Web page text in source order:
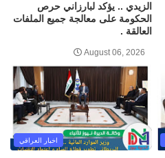
الزيدي .. يؤكد لبارزاني حرص
الحكومة على معالجة جميع الملفات
العالقة .
August 06, 2026
اخبار العراقي